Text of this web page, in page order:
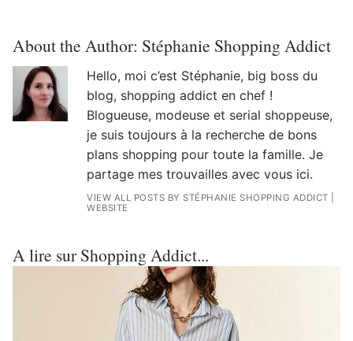
About the Author: Stéphanie Shopping Addict
Hello, moi c’est Stéphanie, big boss du
blog, shopping addict en chef !
Blogueuse, modeuse et serial shoppeuse,
je suis toujours à la recherche de bons
plans shopping pour toute la famille. Je
partage mes trouvailles avec vous ici.
VIEW ALL POSTS BY STÉPHANIE SHOPPING ADDICT
WEBSITE
A lire sur Shopping Addict...